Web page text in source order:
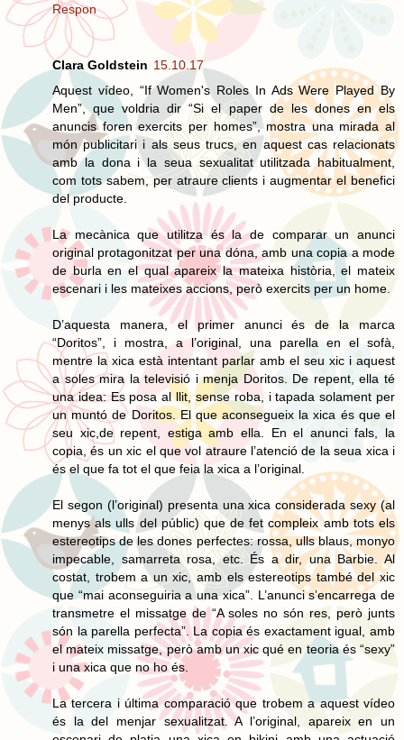
Respon
Clara Goldstein 15.10.17
Aquest vídeo, “If Women's Roles In Ads Were Played By
Men”, que voldria dir “Si el paper de les dones en els
anuncis foren exercits per homes”, mostra una mirada al
món publicitari i als seus trucs, en aquest cas relacionats
amb la dona i la seua sexualitat utilitzada habitualment,
com tots sabem, per atraure clients i augmentar el benefici
del producte.
La mecànica que utilitza és la de comparar un anunci
original protagonitzat per una dóna, amb una copia a mode
de burla en el qual apareix la mateixa història, el mateix
escenari i les mateixes accions, però exercits per un home.
D’aquesta manera, el primer anunci és de la marca
“Doritos”, i mostra, a l’original, una parella en el sofà,
mentre la xica està intentant parlar amb el seu xic i aquest
a soles mira la televisió i menja Doritos. De repent, ella té
una idea: Es posa al llit, sense roba, i tapada solament per
un muntó de Doritos. El que aconsegueix la xica és que el
seu xic,de repent, estiga amb ella. En el anunci fals, la
copia, és un xic el que vol atraure l’atenció de la seua xica i
és el que fa tot el que feia la xica a l’original.
El segon (l’original) presenta una xica considerada sexy (al
menys als ulls del públic) que de fet compleix amb tots els
estereotips de les dones perfectes: rossa, ulls blaus, monyo
impecable, samarreta rosa, etc. És a dir, una Barbie. Al
costat, trobem a un xic, amb els estereotips també del xic
que “mai aconseguiria a una xica”. L’anunci s’encarrega de
transmetre el missatge de “A soles no són res, però junts
són la parella perfecta”. La copia és exactament igual, amb
el mateix missatge, però amb un xic qué en teoria és “sexy”
i una xica que no ho és.
La tercera i última comparació que trobem a aquest vídeo
és la del menjar sexualitzat. A l’original, apareix en un